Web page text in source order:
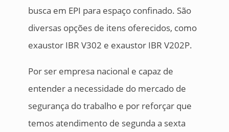
busca em EPI para espaço confinado. São
diversas opções de itens oferecidos, como
exaustor IBR V302 e exaustor IBR V202P.
Por ser empresa nacional e capaz de
entender a necessidade do mercado de
segurança do trabalho e por reforçar que
temos atendimento de segunda a sexta